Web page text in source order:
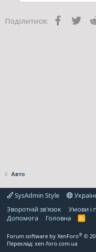
Поділитися: Facebook
Авто
SysAdmin Style
Зворотній зв'язок
Умови і
Дoпoмoга
Головна
R
Forum software by XenForo® ©
Переклад: xen-foro.com.ua